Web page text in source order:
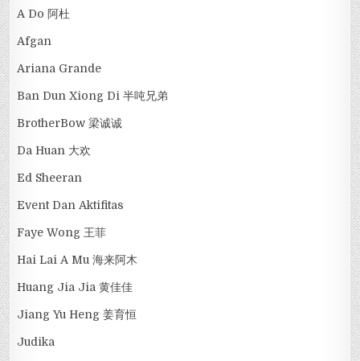
A Do 阿杜
Afgan
Ariana Grande
Ban Dun Xiong Di 半吨兄弟
BrotherBow 梁诚诚
Da Huan 大欢
Ed Sheeran
Event Dan Aktifitas
Faye Wong 王菲
Hai Lai A Mu 海来阿木
Huang Jia Jia 黄佳佳
Jiang Yu Heng 姜育恒
Judika